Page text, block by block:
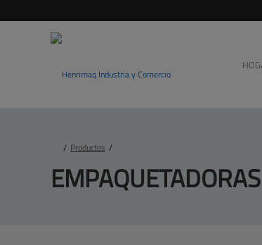
/ Productos /
EMPAQUETADORAS